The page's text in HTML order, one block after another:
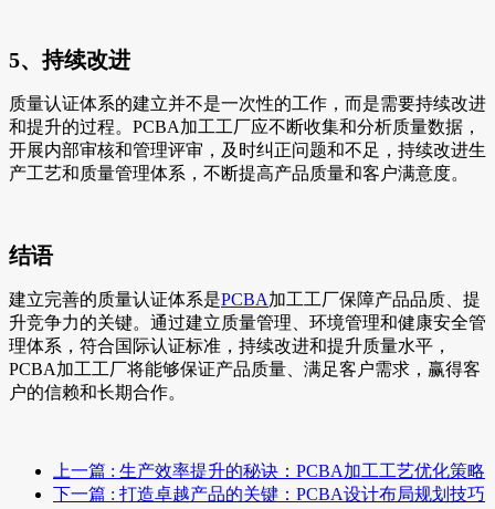
5、持续改进
质量认证体系的建立并不是一次性的工作，而是需要持续改进
和提升的过程。PCBA加工工厂应不断收集和分析质量数据，
开展内部审核和管理评审，及时纠正问题和不足，持续改进生
产工艺和质量管理体系，不断提高产品质量和客户满意度。
结语
建立完善的质量认证体系是PCBA加工工厂保障产品品质、提
升竞争力的关键。通过建立质量管理、环境管理和健康安全管
理体系，符合国际认证标准，持续改进和提升质量水平，
PCBA加工工厂将能够保证产品质量、满足客户需求，赢得客
户的信赖和长期合作。
上一篇 : 生产效率提升的秘诀：PCBA加工工艺优化策略
下一篇 : 打造卓越产品的关键：PCBA设计布局规划技巧